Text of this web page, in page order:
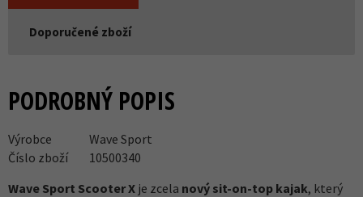
Doporučené zboží
PODROBNÝ POPIS
Výrobce
Wave Sport
Číslo zboží
10500340
Wave Sport Scooter X je zcela nový sit-on-top kajak, který